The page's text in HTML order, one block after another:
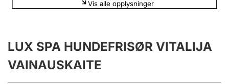
Flere organisasjonsformer
Årsregnskap
Innsending og forsinkelsesgebyr
Vis alle opplysninger
LUX SPA HUNDEFRISØR VITALIJA
VAINAUSKAITE